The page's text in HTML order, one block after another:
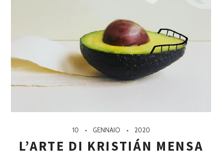
10 GENNAIO 2020
L’ARTE DI KRISTIÁN MENSA